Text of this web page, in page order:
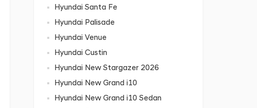
Hyundai Santa Fe
Hyundai Palisade
Hyundai Venue
Hyundai Custin
Hyundai New Stargazer 2026
Hyundai New Grand i10
Hyundai New Grand i10 Sedan